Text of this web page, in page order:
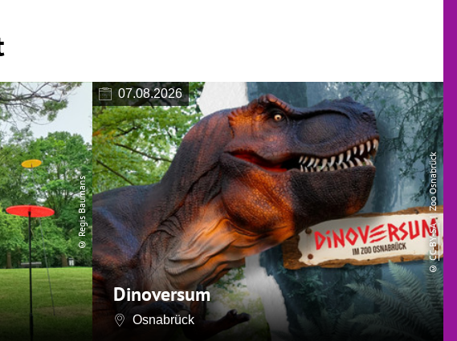
© Regis Baumans
07.08.2026
Dinoversum
Osnabrück
©
CC-BY-SA
| Zoo Osnabrück